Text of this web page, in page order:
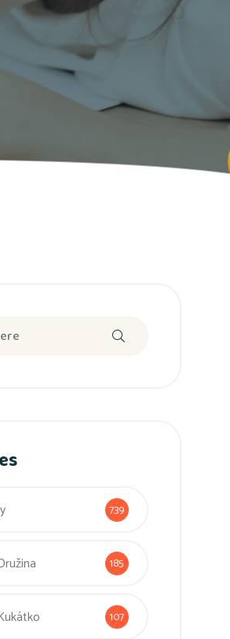
739
185
107